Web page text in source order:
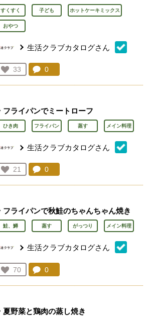
すくすく 子ども ホットケーキミックス
おやつ
生活クラブカタログさん
お気に入り登録：
33
人が登録
コメント：
0
フライパンでミートローフ
ひき肉 フライパン 蒸す メイン料理
生活クラブカタログさん
お気に入り登録：
21
人が登録
コメント：
0
フライパンで秋鮭のちゃんちゃん焼き
鮭、鱒 蒸す がっつり メイン料理
生活クラブカタログさん
お気に入り登録：
70
人が登録
コメント：
0
夏野菜と鶏肉の蒸し焼き